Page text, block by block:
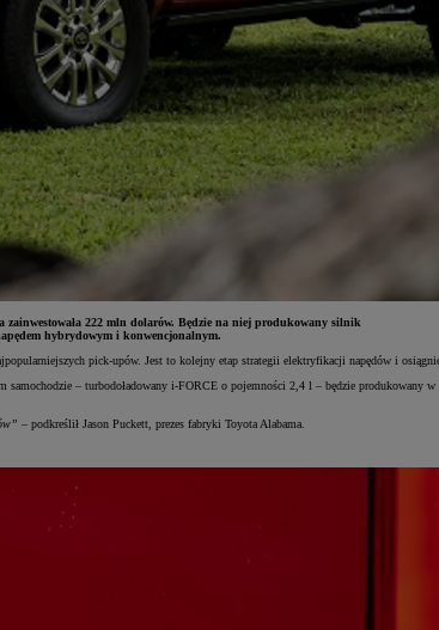
222 mln dolarów. Będzie na niej produkowany silnik
hybrydowym i konwencjonalnym.
pick-upów. Jest to kolejny etap strategii elektryfikacji napędów i
– turbodoładowany i-FORCE o pojemności 2,4 l – będzie produkowany
– podkreślił Jason Puckett, prezes fabryki Toyota Alabama.